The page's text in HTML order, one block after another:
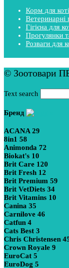
Корм для
Ветеринарні
Гігієна для
Прогулянки
Розваги для
© Зоотовари
Text search
Бренд
ACANA 29
8in1 58
Animonda 72
Biokat's 10
Brit Care 120
Brit Fresh 12
Brit Premium 59
Brit VetDiets 34
Brit Vitamins 10
Canina 35
Carnilove 46
Catfun 4
Cats Best 3
Chris Christensen
Crown Royale 9
EuroCat 5
EuroDog 5